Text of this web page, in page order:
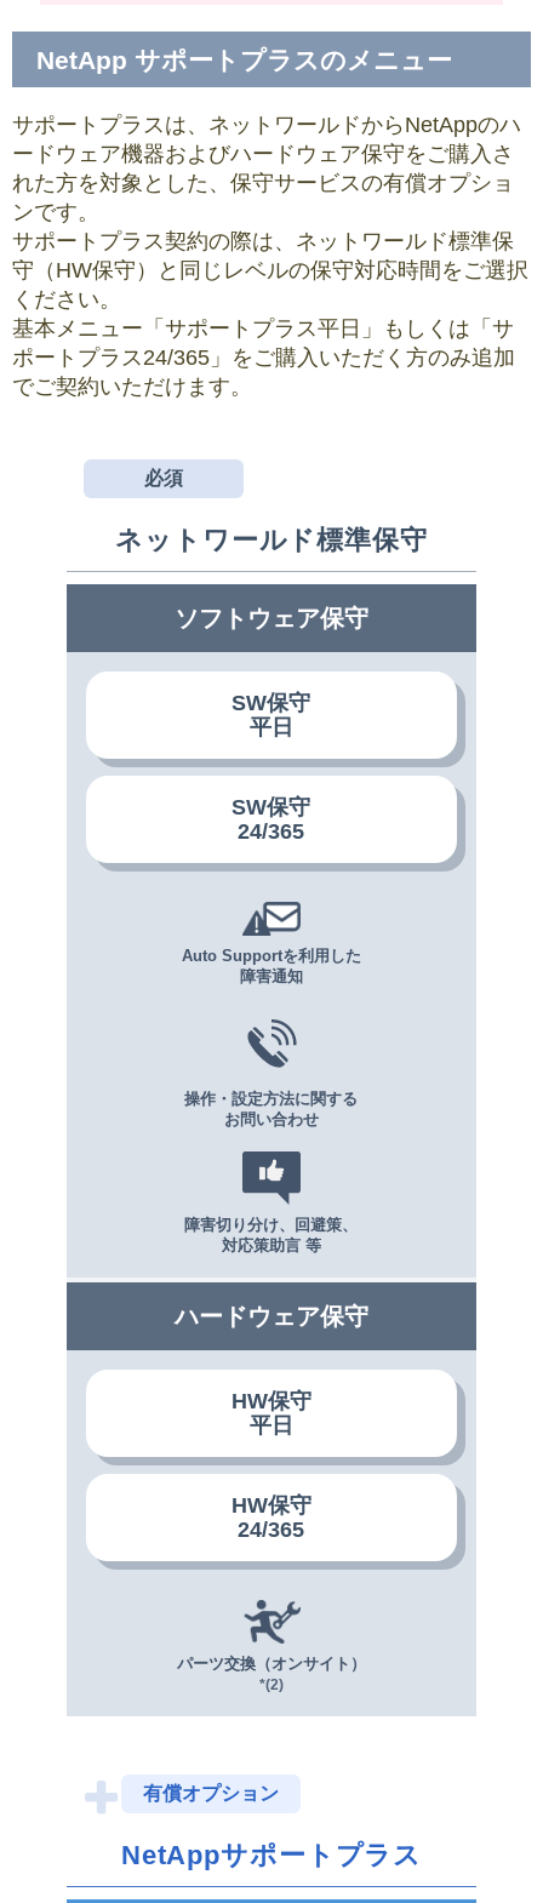
NetApp サポートプラスのメニュー
サポートプラスは、ネットワールドからNetAppのハ
ードウェア機器およびハードウェア保守をご購入さ
れた方を対象とした、保守サービスの有償オプショ
ンです。
サポートプラス契約の際は、ネットワールド標準保
守（HW保守）と同じレベルの保守対応時間をご選択
ください。
基本メニュー「サポートプラス平日」もしくは「サ
ポートプラス24/365」をご購入いただく方のみ追加
でご契約いただけます。
必須
ネットワールド標準保守
ソフトウェア保守
SW保守
平日
SW保守
24/365
Auto Supportを利用した
障害通知
操作・設定方法に関する
お問い合わせ
障害切り分け、回避策、
対応策助言 等
ハードウェア保守
HW保守
平日
HW保守
24/365
パーツ交換（オンサイト）
*(2)
+ 有償オプション
NetAppサポートプラス